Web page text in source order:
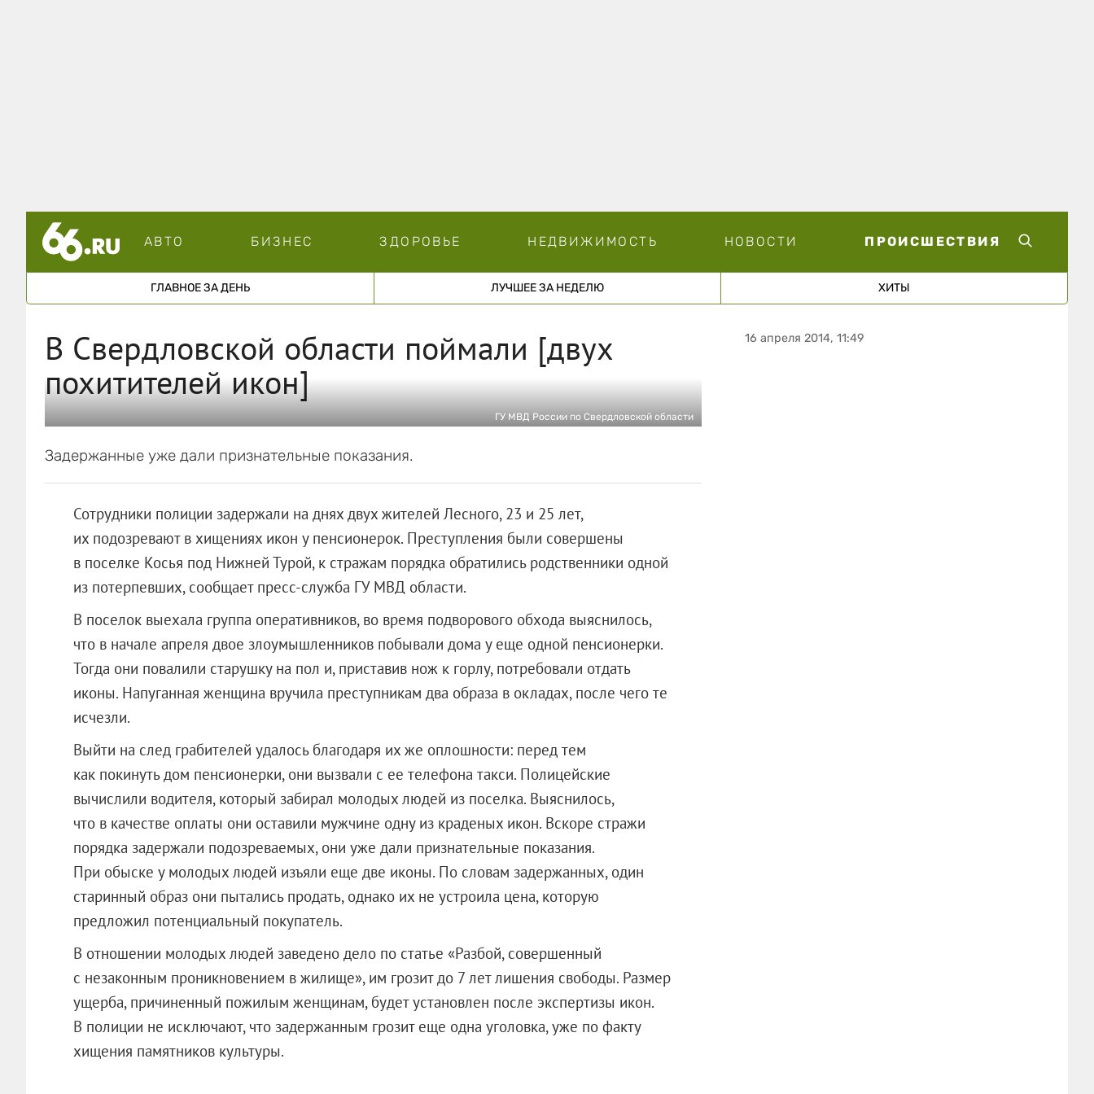
АВТО БИЗНЕС ЗДОРОВЬЕ НЕДВИЖИМОСТЬ НОВОСТИ ПРОИСШЕСТВИЯ
ГЛАВНОЕ ЗА ДЕНЬ ЛУЧШЕЕ ЗА НЕДЕЛЮ ХИТЫ
В Свердловской области поймали [двух
похитителей икон]
ГУ МВД России по Свердловской области
Задержанные уже дали признательные показания.
Сотрудники полиции задержали на днях двух жителей Лесного, 23 и 25 лет,
их подозревают в хищениях икон у пенсионерок. Преступления были совершены
в поселке Косья под Нижней Турой, к стражам порядка обратились родственники одной
из потерпевших, сообщает пресс-служба ГУ МВД области.
В поселок выехала группа оперативников, во время подворового обхода выяснилось,
что в начале апреля двое злоумышленников побывали дома у еще одной пенсионерки.
Тогда они повалили старушку на пол и, приставив нож к горлу, потребовали отдать
иконы. Напуганная женщина вручила преступникам два образа в окладах, после чего те
исчезли.
Выйти на след грабителей удалось благодаря их же оплошности: перед тем
как покинуть дом пенсионерки, они вызвали с ее телефона такси. Полицейские
вычислили водителя, который забирал молодых людей из поселка. Выяснилось,
что в качестве оплаты они оставили мужчине одну из краденых икон. Вскоре стражи
порядка задержали подозреваемых, они уже дали признательные показания.
При обыске у молодых людей изъяли еще две иконы. По словам задержанных, один
старинный образ они пытались продать, однако их не устроила цена, которую
предложил потенциальный покупатель.
В отношении молодых людей заведено дело по статье «Разбой, совершенный
с незаконным проникновением в жилище», им грозит до 7 лет лишения свободы. Размер
ущерба, причиненный пожилым женщинам, будет установлен после экспертизы икон.
В полиции не исключают, что задержанным грозит еще одна уголовка, уже по факту
хищения памятников культуры.
16 апреля 2014, 11:49